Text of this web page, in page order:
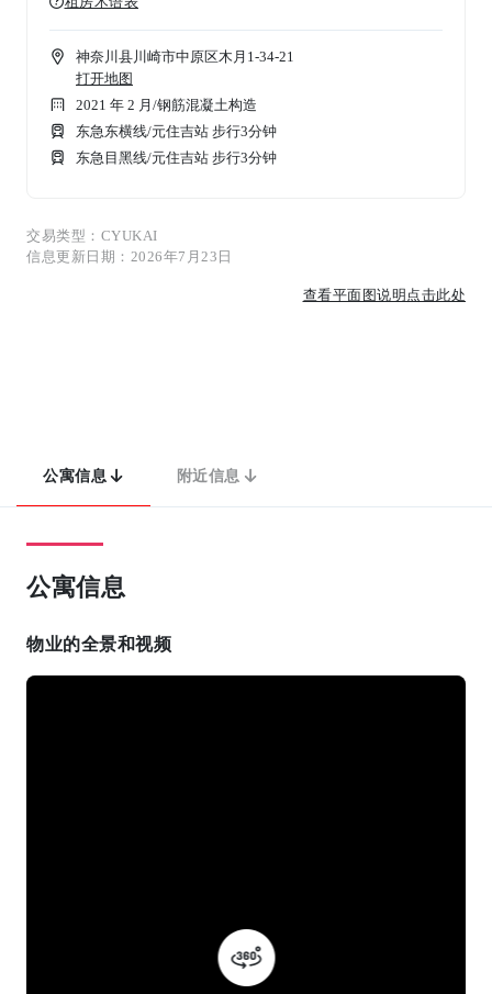
神奈川县川崎市中原区木月1-34-21
打开地图
2021 年 2 月 /钢筋混凝土构造
东急东横线/元住吉站 步行3分钟
东急目黑线/元住吉站 步行3分钟
交易类型：CYUKAI
信息更新日期：2026年7月23日
查看平面图说明点击此处
公寓信息 附近信息
公寓信息
物业的全景和视频